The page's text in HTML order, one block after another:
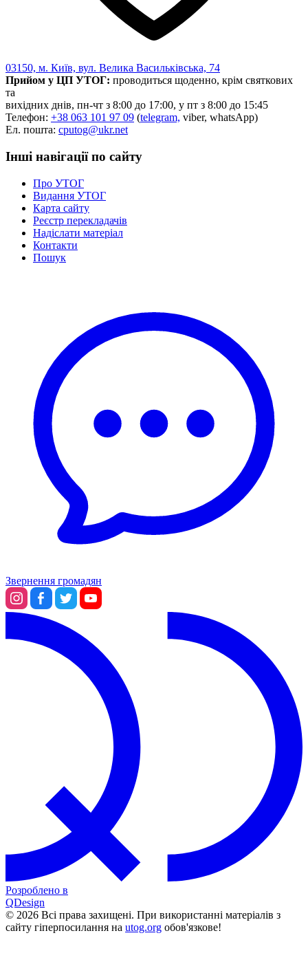
03150, м. Київ, вул. Велика Васильківська, 74
Прийом у ЦП УТОГ: проводиться щоденно, крім святкових
та
вихідних днів, пн-чт з 8:00 до 17:00, у пт з 8:00 до 15:45
Телефон: +38 063 101 97 09 (telegram, viber, whatsApp)
Ел. пошта: cputog@ukr.net
Інші навігації по сайту
Про УТОГ
Видання УТОГ
Карта сайту
Реєстр перекладачів
Надіслати матеріал
Контакти
Пошук
Звернення громадян
Розроблено в
QDesign
© 2026 Всі права захищені. При використанні матеріалів з
сайту гіперпосилання на utog.org обов'язкове!